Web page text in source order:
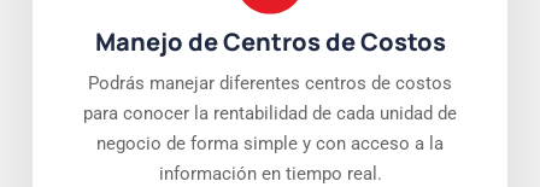
Manejo de Centros de Costos
Podrás manejar diferentes centros de costos
para conocer la rentabilidad de cada unidad de
negocio de forma simple y con acceso a la
información en tiempo real.